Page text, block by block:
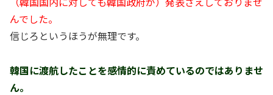
んでした。
信じろというほうが無理です。
韓国に渡航したことを感情的に責めているのではありませ
ん。